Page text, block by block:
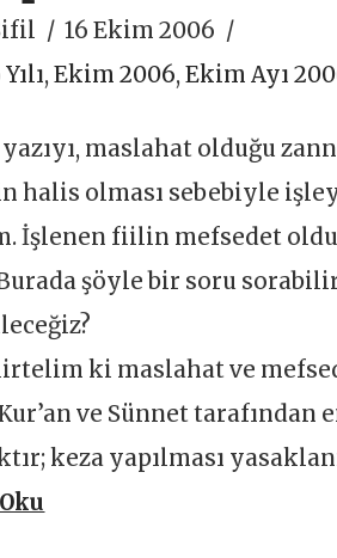
16 Ekim 2006
,Ekim 2006,Ekim Ayı
maslahat olduğu
halis olması sebebiyle
İşlenen fiilin mefsedet
şöyle bir soru
ki maslahat ve
ve Sünnet
keza yapılması